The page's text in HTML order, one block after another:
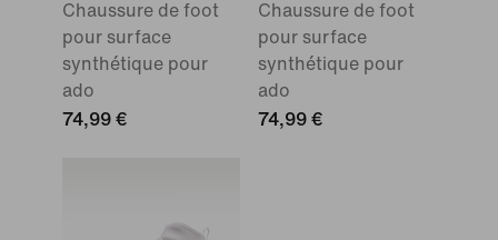
Chaussure de foot
pour surface
synthétique pour
ado
74,99 €
Chaussure de foot
pour surface
synthétique pour
ado
74,99 €